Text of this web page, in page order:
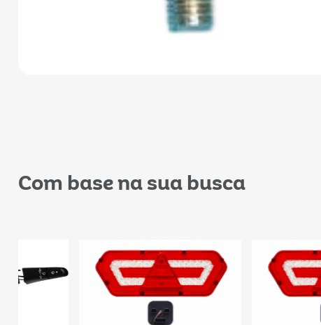
Com base na sua busca